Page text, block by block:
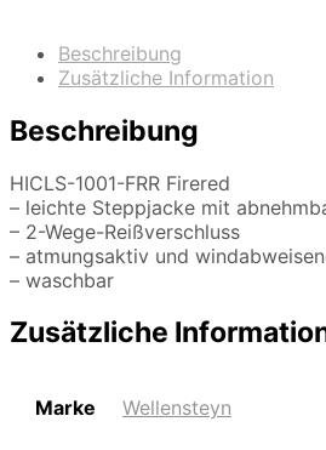
Beschreibung
Zusätzliche Information
Beschreibung
HICLS-1001-FRR Firered
– leichte Steppjacke mit
– 2-Wege-Reißverschluss
– atmungsaktiv und
– waschbar
Zusätzliche
Marke Wellensteyn